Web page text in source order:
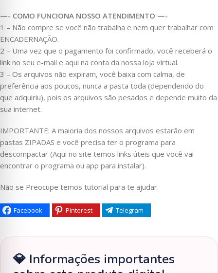
—- COMO FUNCIONA NOSSO ATENDIMENTO —-
1 – Não compre se você não trabalha e nem quer trabalhar com
ENCADERNAÇÃO.
2 – Uma vez que o pagamento foi confirmado, você receberá o
link no seu e-mail e aqui na conta da nossa loja virtual.
3 – Os arquivos não expiram, você baixa com calma, de
preferência aos poucos, nunca a pasta toda (dependendo do
que adquiriu), pois os arquivos são pesados e depende muito da
sua internet.
IMPORTANTE: A maioria dos nossos arquivos estarão em
pastas ZIPADAS e você precisa ter o programa para
descompactar (Aqui no site temos links úteis que você vai
encontrar o programa ou app para instalar).
Não se Preocupe temos tutorial para te ajudar.
Facebook Pinterest Telegram
💎 Informações importantes